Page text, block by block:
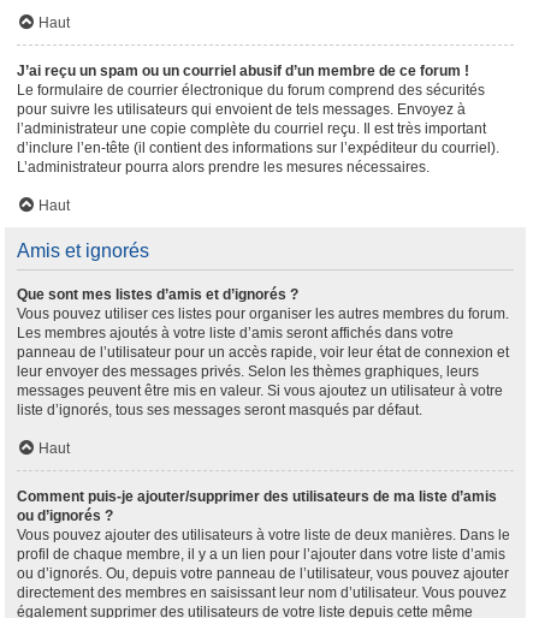
Haut
J’ai reçu un spam ou un courriel abusif d’un membre de ce forum !
Le formulaire de courrier électronique du forum comprend des sécurités
pour suivre les utilisateurs qui envoient de tels messages. Envoyez à
l’administrateur une copie complète du courriel reçu. Il est très important
d’inclure l’en-tête (il contient des informations sur l’expéditeur du courriel).
L’administrateur pourra alors prendre les mesures nécessaires.
Haut
Amis et ignorés
Que sont mes listes d’amis et d’ignorés ?
Vous pouvez utiliser ces listes pour organiser les autres membres du forum.
Les membres ajoutés à votre liste d’amis seront affichés dans votre
panneau de l’utilisateur pour un accès rapide, voir leur état de connexion et
leur envoyer des messages privés. Selon les thèmes graphiques, leurs
messages peuvent être mis en valeur. Si vous ajoutez un utilisateur à votre
liste d’ignorés, tous ses messages seront masqués par défaut.
Haut
Comment puis-je ajouter/supprimer des utilisateurs de ma liste d’amis
ou d’ignorés ?
Vous pouvez ajouter des utilisateurs à votre liste de deux manières. Dans le
profil de chaque membre, il y a un lien pour l’ajouter dans votre liste d’amis
ou d’ignorés. Ou, depuis votre panneau de l’utilisateur, vous pouvez ajouter
directement des membres en saisissant leur nom d’utilisateur. Vous pouvez
également supprimer des utilisateurs de votre liste depuis cette même